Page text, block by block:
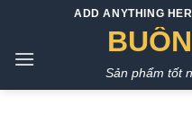
nội
ADD ANYTHING
Sản phẩm tốt